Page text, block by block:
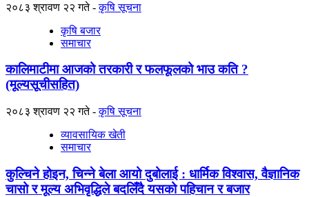
२०८३ श्रावण २२ गते
कृषि सूचना
कृषि बजार
समाचार
कालिमाटीमा आजको तरकारी र फलफूलको भाउ कति ?
(मूल्यसूचीसहित)
२०८३ श्रावण २२ गते
कृषि सूचना
व्यावसायिक खेती
समाचार
कुल्चिने होइन, चिन्ने बेला आयो दुबोलाई : धार्मिक विश्वास, वैज्ञानिक
चासो र मूल्य अभिवृद्धिले बदलिँदै यसको पहिचान र बजार